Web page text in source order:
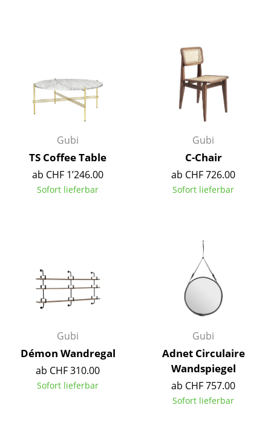
Nachttische & Bettzubehör
... alle Betten
Accessoires
Uhren
Spiegel
Büroutensilien
Aufbewahrungsboxen
Decken
Kissen
Teppiche
Gubi
TS Coffee Table
ab CHF 1’246.00
Sofort lieferbar
Gubi
C-Chair
ab CHF 726.00
Sofort lieferbar
Gubi
Démon Wandregal
ab CHF 310.00
Sofort lieferbar
Gubi
Adnet Circulaire
Wandspiegel
ab CHF 757.00
Sofort lieferbar